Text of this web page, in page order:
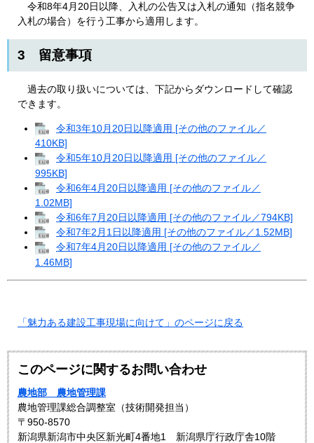
令和8年4月20日以降、入札の公告又は入札の通知（指名競争
入札の場合）を行う工事から適用します。
3 留意事項
過去の取り扱いについては、下記からダウンロードして確認
できます。
令和3年10月20日以降適用 [その他のファイル／
410KB]
令和5年10月20日以降適用 [その他のファイル／
995KB]
令和6年4月20日以降適用 [その他のファイル／
1.02MB]
令和6年7月20日以降適用 [その他のファイル／794KB]
令和7年2月1日以降適用 [その他のファイル／1.52MB]
令和7年4月20日以降適用 [その他のファイル／
1.46MB]
「魅力ある建設工事現場に向けて」のページに戻る
このページに関するお問い合わせ
農地部 農地管理課
農地管理課総合調整室（技術開発担当）
〒950-8570
新潟県新潟市中央区新光町4番地1 新潟県庁行政庁舎10階